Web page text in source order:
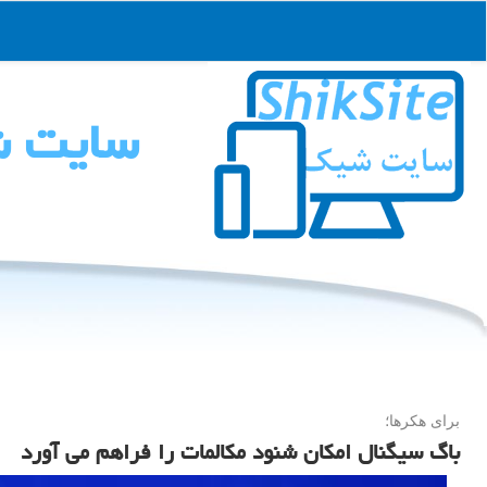
برای هكرها؛
باگ سیگنال امكان شنود مكالمات را فراهم می آورد